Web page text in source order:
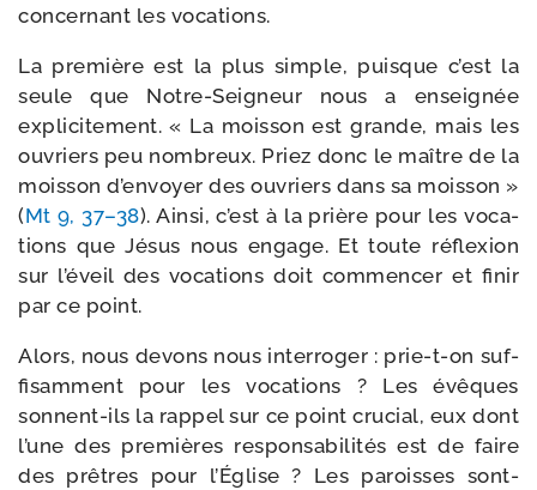
concer­nant les vocations.
La pre­mière est la plus simple, puisque c’est la
seule que Notre-​Seigneur nous a ensei­gnée
expli­ci­te­ment. « La mois­son est grande, mais les
ouvriers peu nom­breux. Priez donc le maître de la
mois­son d’en­voyer des ouvriers dans sa mois­son »
(Mt 9, 37–38). Ainsi, c’est à la prière pour les voca­
tions que Jésus nous engage. Et toute réflexion
sur l’é­veil des voca­tions doit com­men­cer et finir
par ce point.
Alors, nous devons nous inter­ro­ger : prie-​t-​on suf­
fi­sam­ment pour les voca­tions ? Les évêques
sonnent-​ils la rap­pel sur ce point cru­cial, eux dont
l’une des pre­mières res­pon­sa­bi­li­tés est de faire
des prêtres pour l’Église ? Les paroisses sont-​